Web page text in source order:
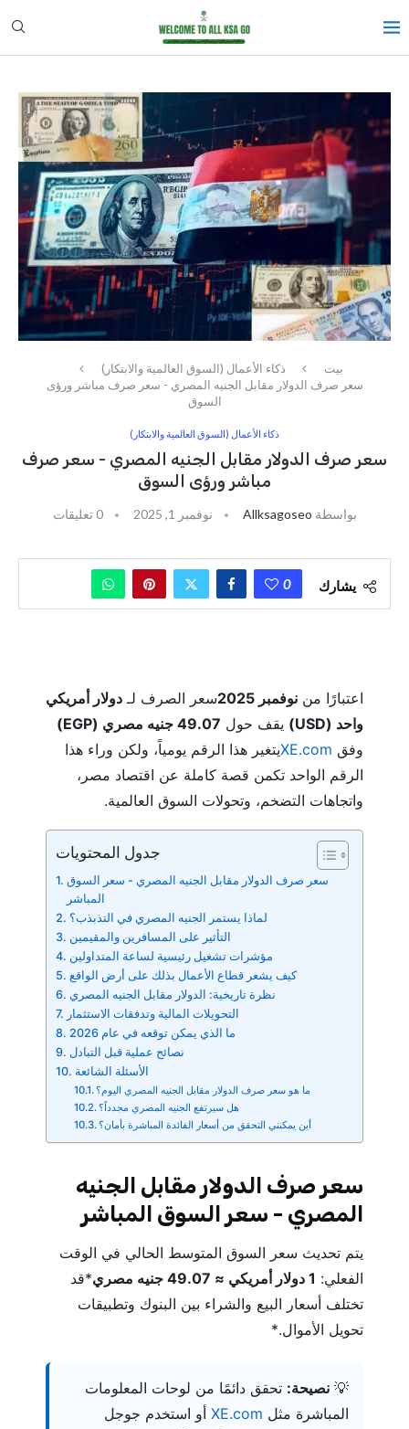
بيت
ذكاء الأعمال (السوق العالمية والابتكار)
سعر صرف الدولار مقابل الجنيه المصري - سعر صرف مباشر ورؤى
السوق
ذكاء الأعمال (السوق العالمية والابتكار)
سعر صرف الدولار مقابل الجنيه المصري - سعر صرف
مباشر ورؤى السوق
بواسطة Allksagoseo نوفمبر 1, 2025 0 تعليقات
يشارك 0
اعتبارًا من نوفمبر 2025 سعر الصرف لـ دولار أمريكي
واحد (USD)
يقف حول 49.07 جنيه مصري (EGP)
وفق XE.comيتغير هذا الرقم يومياً، ولكن وراء هذا
الرقم الواحد تكمن قصة كاملة عن اقتصاد مصر،
واتجاهات التضخم، وتحولات السوق العالمية.
جدول المحتويات
سعر صرف الدولار مقابل الجنيه المصري - سعر السوق
المباشر
لماذا يستمر الجنيه المصري في التذبذب؟
التأثير على المسافرين والمقيمين
مؤشرات تشغيل رئيسية لساعة المتداولين
كيف يشعر قطاع الأعمال بذلك على أرض الواقع
نظرة تاريخية: الدولار مقابل الجنيه المصري
التحويلات المالية وتدفقات الاستثمار
ما الذي يمكن توقعه في عام 2026
نصائح عملية قبل التبادل
الأسئلة الشائعة
ما هو سعر صرف الدولار مقابل الجنيه المصري اليوم؟
هل سيرتفع الجنيه المصري مجدداً؟
أين يمكنني التحقق من أسعار الفائدة المباشرة بأمان؟
سعر صرف الدولار مقابل الجنيه
المصري - سعر السوق المباشر
يتم تحديث سعر السوق المتوسط ​​الحالي في الوقت
الفعلي: 1 دولار أمريكي ≈ 49.07 جنيه مصري
*قد
تختلف أسعار البيع والشراء بين البنوك وتطبيقات
تحويل الأموال.*
💡 نصيحة: تحقق دائمًا من لوحات المعلومات
المباشرة مثل XE.com أو استخدم جوجل